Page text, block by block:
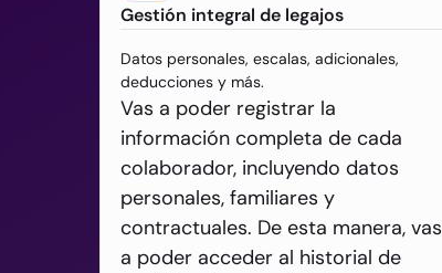
Gestión integral de legajos
Datos personales, escalas, adicionales,
deducciones y más.
Vas a poder registrar la
información completa de cada
colaborador, incluyendo datos
personales, familiares y
contractuales. De esta manera, vas
a poder acceder al historial de